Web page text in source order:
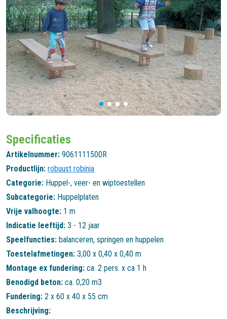
Specificaties
Artikelnummer: 9061111500R
Productlijn: robuust robinia
Categorie: Huppel-, veer- en wiptoestellen
Subcategorie: Huppelplaten
Vrije valhoogte: 1 m
Indicatie leeftijd: 3 - 12 jaar
Speelfuncties: balanceren, springen en huppelen
Toestelafmetingen: 3,00 x 0,40 x 0,40 m
Montage ex fundering: ca. 2 pers. x ca 1 h
Benodigd beton: ca. 0,20 m3
Fundering: 2 x 60 x 40 x 55 cm
Beschrijving: